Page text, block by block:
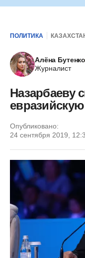
ПОЛИТИКА
Алёна
Журналист
Назарбаеву
Опубликовано:
24 сентября 2019,